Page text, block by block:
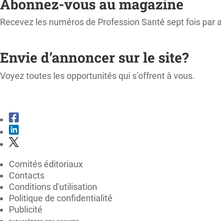
Abonnez-vous au magazine
Recevez les numéros de Profession Santé sept fois par
Envie d’annoncer sur le site?
Voyez toutes les opportunités qui s’offrent à vous.
Comités éditoriaux
Contacts
Conditions d'utilisation
Politique de confidentialité
Publicité